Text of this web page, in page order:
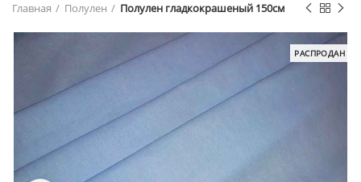
Главная Полулен Полулен гладкокрашеный 150см
РАСПРОДАН